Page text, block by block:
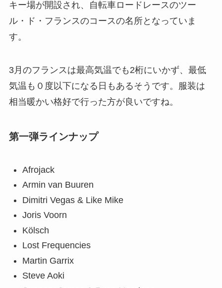
キー場が開設され、自転車ロードレースのツー
ル・ド・フランスのコースの名所となっていま
す。
3月のフランスは最高気温でも2桁にいかず、最低
気温も０度以下になる日もあるそうです。服装は
相当暖かい格好で行った方が良いですね。
第一弾ラインナップ
Afrojack
Armin van Buuren
Dimitri Vegas & Like Mike
Joris Voorn
Kölsch
Lost Frequencies
Martin Garrix
Steve Aoki